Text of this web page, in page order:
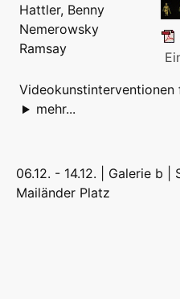
Hattler, Benny
Nemerowsky
Ramsay
Videokunstinterventionen
mehr...
06.12. - 14.12. | Galerie b |
Mailänder Platz